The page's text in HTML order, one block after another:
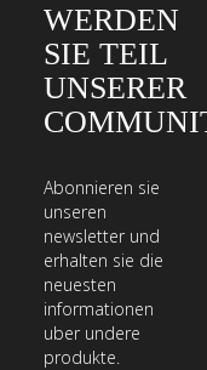
WERDEN
SIE TEIL
UNSERER
Abonnieren sie
unseren
newsletter und
erhalten sie die
neuesten
informationen
uber undere
produkte.